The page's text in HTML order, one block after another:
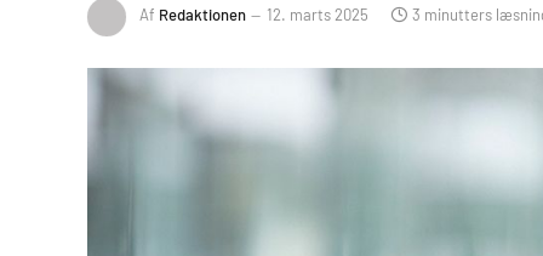
Af Redaktionen 12. marts 2025 3 minutters